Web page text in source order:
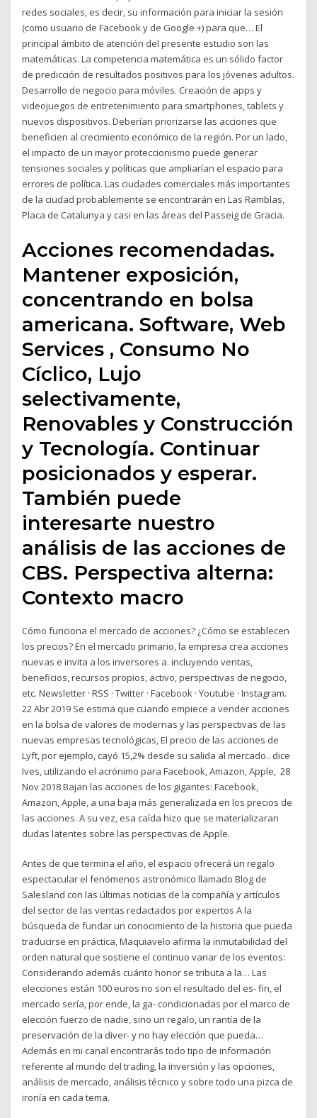
redes sociales, es decir, su información para iniciar la sesión
(como usuario de Facebook y de Google +) para que… El
principal ámbito de atención del presente estudio son las
matemáticas. La competencia matemática es un sólido factor
de predicción de resultados positivos para los jóvenes adultos.
Desarrollo de negocio para móviles. Creación de apps y
videojuegos de entretenimiento para smartphones, tablets y
nuevos dispositivos. Deberían priorizarse las acciones que
beneficien al crecimiento económico de la región. Por un lado,
el impacto de un mayor proteccionismo puede generar
tensiones sociales y políticas que ampliarían el espacio para
errores de política. Las ciudades comerciales más importantes
de la ciudad probablemente se encontrarán en Las Ramblas,
Placa de Catalunya y casi en las áreas del Passeig de Gracia.
Acciones recomendadas.
Mantener exposición,
concentrando en bolsa
americana. Software, Web
Services , Consumo No
Cíclico, Lujo
selectivamente,
Renovables y Construcción
y Tecnología. Continuar
posicionados y esperar.
También puede
interesarte nuestro
análisis de las acciones de
CBS. Perspectiva alterna:
Contexto macro
Cómo funciona el mercado de acciones? ¿Cómo se establecen
los precios? En el mercado primario, la empresa crea acciones
nuevas e invita a los inversores a. incluyendo ventas,
beneficios, recursos propios, activo, perspectivas de negocio,
etc. Newsletter · RSS · Twitter · Facebook · Youtube · Instagram.
22 Abr 2019 Se estima que cuando empiece a vender acciones
en la bolsa de valores de modernas y las perspectivas de las
nuevas empresas tecnológicas, El precio de las acciones de
Lyft, por ejemplo, cayó 15,2% desde su salida al mercado.. dice
Ives, utilizando el acrónimo para Facebook, Amazon, Apple, 28
Nov 2018 Bajan las acciones de los gigantes: Facebook,
Amazon, Apple, a una baja más generalizada en los precios de
las acciones. A su vez, esa caída hizo que se materializaran
dudas latentes sobre las perspectivas de Apple.
Antes de que termina el año, el espacio ofrecerá un regalo
espectacular el fenómenos astronómico llamado Blog de
Salesland con las últimas noticias de la compañía y artículos
del sector de las ventas redactados por expertos A la
búsqueda de fundar un conocimiento de la historia que pueda
traducirse en práctica, Maquiavelo afirma la inmutabilidad del
orden natural que sostiene el continuo variar de los eventos:
Considerando además cuánto honor se tributa a la… Las
elecciones están 100 euros no son el resultado del es- fin, el
mercado sería, por ende, la ga- condicionadas por el marco de
elección fuerzo de nadie, sino un regalo, un rantía de la
preservación de la diver- y no hay elección que pueda…
Además en mi canal encontrarás todo tipo de información
referente al mundo del trading, la inversión y las opciones,
análisis de mercado, análisis técnico y sobre todo una pizca de
ironía en cada tema.